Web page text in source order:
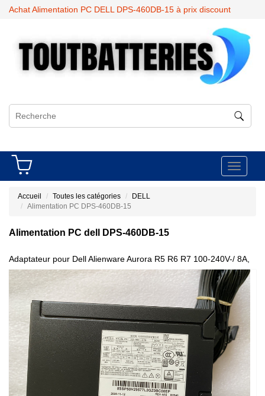
Achat Alimentation PC DELL DPS-460DB-15 à prix discount
Toggle
Accueil Toutes les catégories
DELL
Alimentation PC DPS-460DB-15
Alimentation PC dell DPS-460DB-15
Adaptateur pour Dell Alienware Aurora R5 R6 R7 100-240V-/ 8A,
50-60Hz DPS-460DB-15 GJXN1 0GJXN1